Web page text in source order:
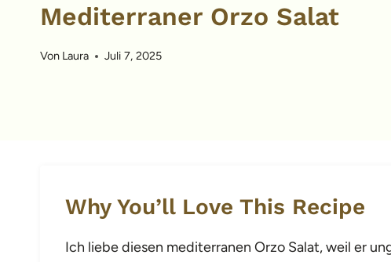
Mediterraner Orzo Salat
Von Laura Juli 7, 2025
Why You’ll Love This Recipe
Ich liebe diesen mediterranen Orzo Salat, weil er